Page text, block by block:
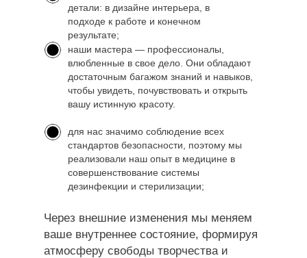
детали: в дизайне интерьера, в
подходе к работе и конечном
результате;
наши мастера — профессионалы,
влюбленные в свое дело. Они обладают
достаточным багажом знаний и навыков,
чтобы увидеть, почувствовать и открыть
вашу истинную красоту.
для нас значимо соблюдение всех
стандартов безопасности, поэтому мы
реализовали наш опыт в медицине в
совершенствование системы
дезинфекции и стерилизации;
Через внешние изменения мы меняем
ваше внутреннее состояние, формируя
атмосферу свободы творчества и